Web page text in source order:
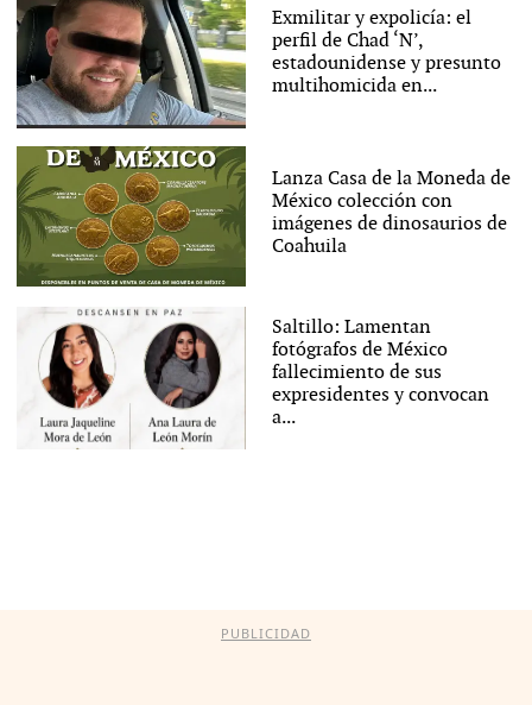
Exmilitar y expolicía: el
perfil de Chad ‘N’,
estadounidense y presunto
multihomicida en...
Lanza Casa de la Moneda de
México colección con
imágenes de dinosaurios de
Coahuila
Saltillo: Lamentan
fotógrafos de México
fallecimiento de sus
expresidentes y convocan
a...
PUBLICIDAD